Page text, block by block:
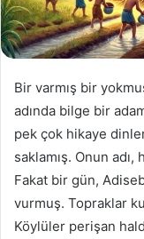
Bir varmış bir
adında bilge bir
pek çok hikaye
saklamış. Onun
Fakat bir gün,
vurmuş. Topraklar
Köylüler perişan